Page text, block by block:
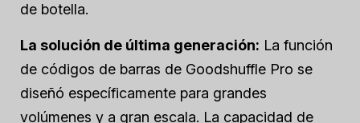
de botella.
La solución de última generación: La función
de códigos de barras de Goodshuffle Pro se
diseñó específicamente para grandes
volúmenes y a gran escala. La capacidad de